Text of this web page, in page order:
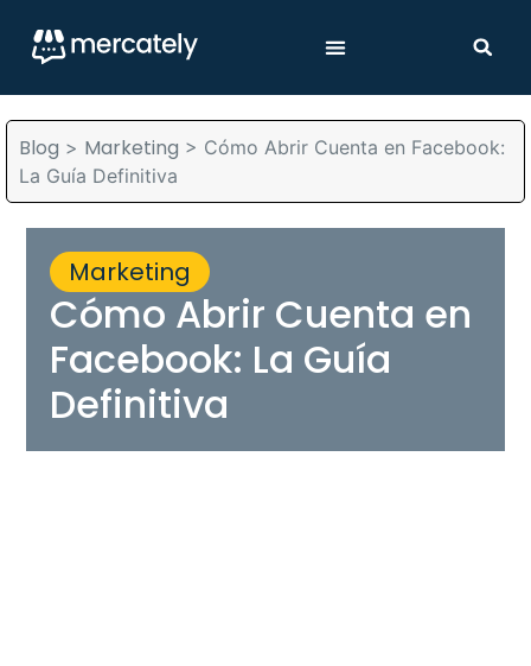
Blog > Marketing > Cómo Abrir Cuenta en Facebook:
La Guía Definitiva
Marketing
Cómo Abrir Cuenta en
Facebook: La Guía
Definitiva